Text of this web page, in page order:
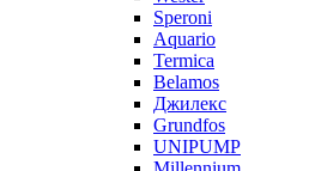
Speroni
Aquario
Termica
Belamos
Джилекс
Grundfos
UNIPUMP